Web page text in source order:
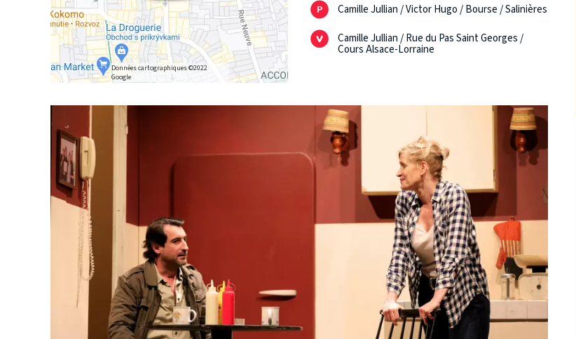
Données cartographiques ©2022
Google
Camille Jullian / Victor Hugo / Bourse / Salinières
Camille Jullian / Rue du Pas Saint Georges /
Cours Alsace-Lorraine